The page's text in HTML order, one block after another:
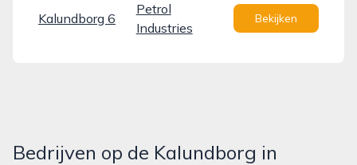
Kalundborg 6
Petrol
Industries
Bekijken
Bedrijven op de Kalundborg in